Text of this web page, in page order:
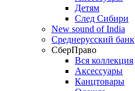
Детям
След Сибири
New sound of India
Среднерусский банк
СберПраво
Вся коллекция
Аксессуары
Канцтовары